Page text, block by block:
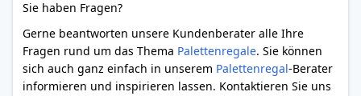
Sie haben Fragen?
Gerne beantworten unsere Kundenberater alle Ihre
Fragen rund um das Thema Palettenregale. Sie können
sich auch ganz einfach in unserem Palettenregal-Berater
informieren und inspirieren lassen. Kontaktieren Sie uns